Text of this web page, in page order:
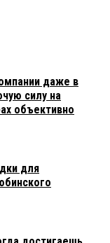
даже в
силу на
объективно
для